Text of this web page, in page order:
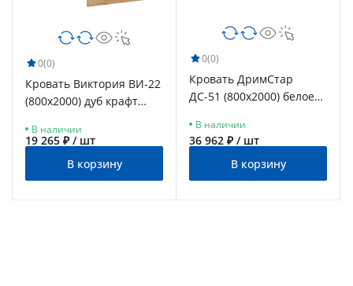
0(0)
Кровать Виктория ВИ-22
(800x2000) дуб крафт
В наличии
19 265 ₽ / шт
В корзину
0(0)
Кровать ДримСтар
ДС-51 (800х2000) белое
В наличии
36 962 ₽ / шт
В корзину